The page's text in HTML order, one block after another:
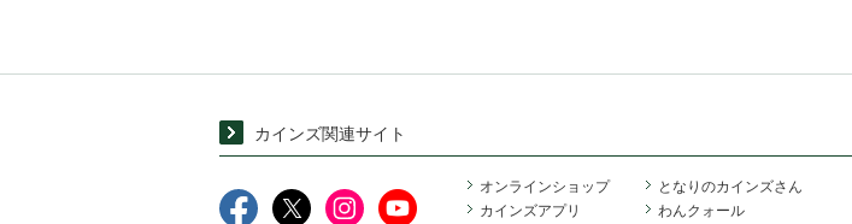
カインズ関連サイト
オンラインショップ
カインズアプリ
となりのカインズさん
わんクォール